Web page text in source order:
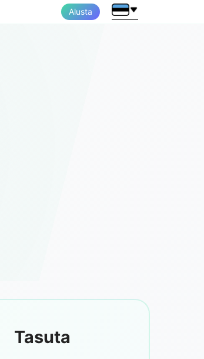
Alusta
Tasuta